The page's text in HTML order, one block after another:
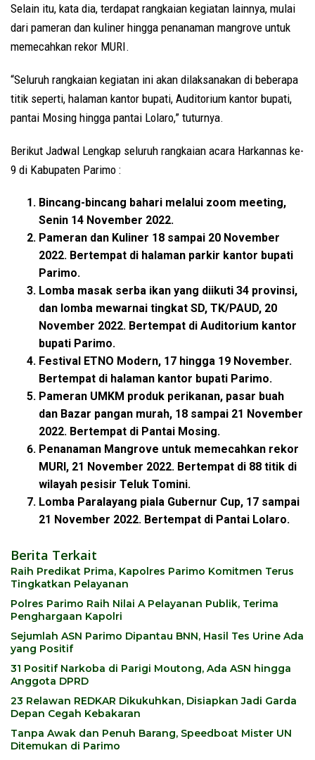
Selain itu, kata dia, terdapat rangkaian kegiatan lainnya, mulai
dari pameran dan kuliner hingga penanaman mangrove untuk
memecahkan rekor MURI.
“Seluruh rangkaian kegiatan ini akan dilaksanakan di beberapa
titik seperti, halaman kantor bupati, Auditorium kantor bupati,
pantai Mosing hingga pantai Lolaro,” tuturnya.
Berikut Jadwal Lengkap seluruh rangkaian acara Harkannas ke-
9 di Kabupaten Parimo :
Bincang-bincang bahari melalui zoom meeting,
Senin 14 November 2022.
Pameran dan Kuliner 18 sampai 20 November
2022. Bertempat di halaman parkir kantor bupati
Parimo.
Lomba masak serba ikan yang diikuti 34 provinsi,
dan lomba mewarnai tingkat SD, TK/PAUD, 20
November 2022. Bertempat di Auditorium kantor
bupati Parimo.
Festival ETNO Modern, 17 hingga 19 November.
Bertempat di halaman kantor bupati Parimo.
Pameran UMKM produk perikanan, pasar buah
dan Bazar pangan murah, 18 sampai 21 November
2022. Bertempat di Pantai Mosing.
Penanaman Mangrove untuk memecahkan rekor
MURI, 21 November 2022. Bertempat di 88 titik di
wilayah pesisir Teluk Tomini.
Lomba Paralayang piala Gubernur Cup, 17 sampai
21 November 2022. Bertempat di Pantai Lolaro.
Berita Terkait
Raih Predikat Prima, Kapolres Parimo Komitmen Terus
Tingkatkan Pelayanan
Polres Parimo Raih Nilai A Pelayanan Publik, Terima
Penghargaan Kapolri
Sejumlah ASN Parimo Dipantau BNN, Hasil Tes Urine Ada
yang Positif
31 Positif Narkoba di Parigi Moutong, Ada ASN hingga
Anggota DPRD
23 Relawan REDKAR Dikukuhkan, Disiapkan Jadi Garda
Depan Cegah Kebakaran
Tanpa Awak dan Penuh Barang, Speedboat Mister UN
Ditemukan di Parimo